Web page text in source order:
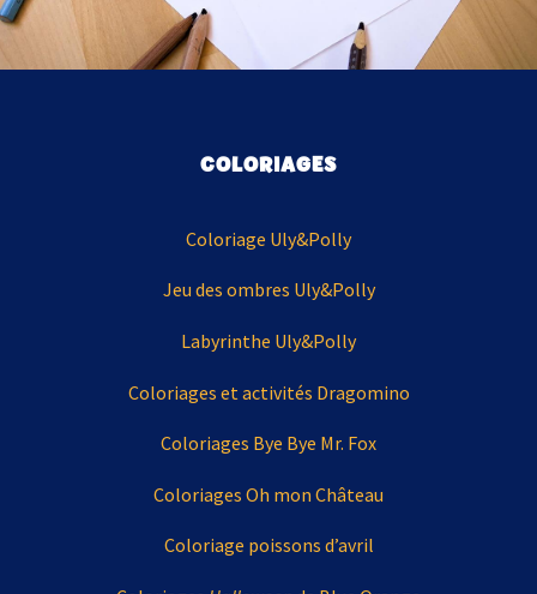
COLORIAGES
Coloriage Uly&Polly
Jeu des ombres Uly&Polly
Labyrinthe Uly&Polly
Coloriages et activités Dragomino
Coloriages Bye Bye Mr. Fox
Coloriages Oh mon Château
Coloriage poissons d’avril